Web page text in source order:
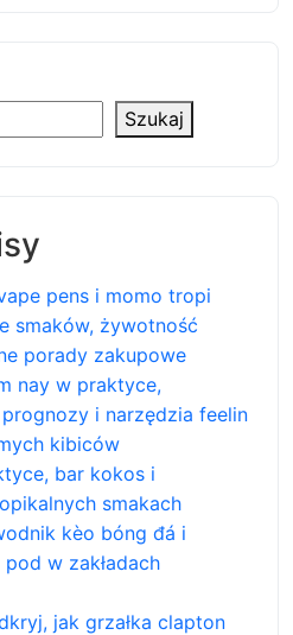
Szukaj
pens i momo tropi
smaków, żywotność
porady zakupowe
nay w praktyce,
i narzędzia feelin
kibiców
bar kokos i
smakach
kèo bóng đá i
w zakładach
jak grzałka clapton